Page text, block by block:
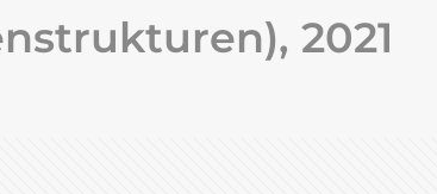
2021